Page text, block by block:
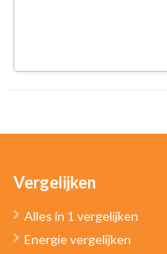
Vergelijken
Alles in 1 vergelijken
Energie vergelijken